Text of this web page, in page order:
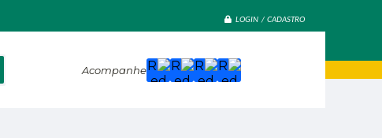
LOGIN / CADASTRO
Acompanhe